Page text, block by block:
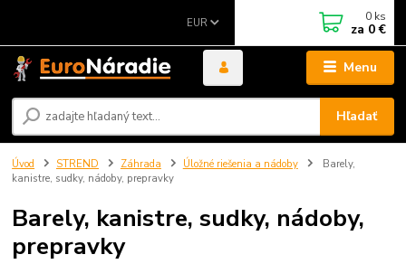
Menu
EUR
Hľadať
0 ks
za 0 €
Úvod STREND Záhrada Úložné riešenia a nádoby
Barely,
kanistre, sudky, nádoby, prepravky
Barely, kanistre, sudky, nádoby,
prepravky